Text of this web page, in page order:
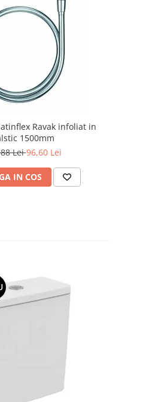
Ravak infoliat in
1500mm
Lei96,60 Lei
IN COS